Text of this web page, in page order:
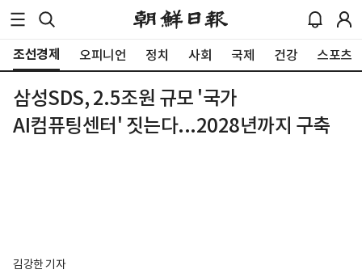
조선경제 오피니언 정치 사회 국제 건강 스포츠
삼성SDS, 2.5조원 규모 '국가
AI컴퓨팅센터' 짓는다...2028년까지 구축
김강한 기자